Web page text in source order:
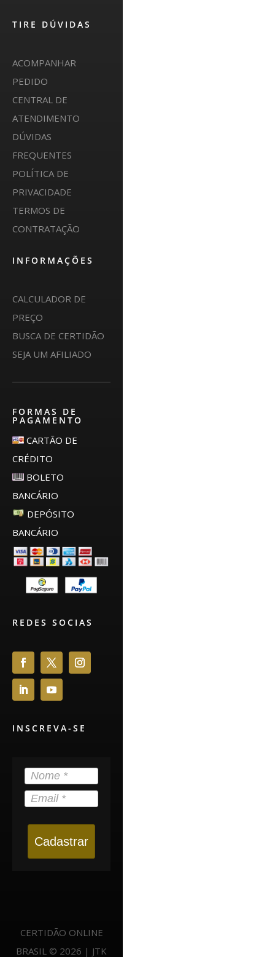
TIRE DÚVIDAS
ACOMPANHAR
PEDIDO
CENTRAL DE
ATENDIMENTO
DÚVIDAS
FREQUENTES
POLÍTICA DE
PRIVACIDADE
TERMOS DE
CONTRATAÇÃO
INFORMAÇÕES
CALCULADOR DE
PREÇO
BUSCA DE CERTIDÃO
SEJA UM AFILIADO
FORMAS DE
PAGAMENTO
CARTÃO DE
CRÉDITO
BOLETO
BANCÁRIO
DEPÓSITO
BANCÁRIO
REDES SOCIAS
INSCREVA-SE
Cadastrar
CERTIDÃO ONLINE
BRASIL © 2026 | JTK